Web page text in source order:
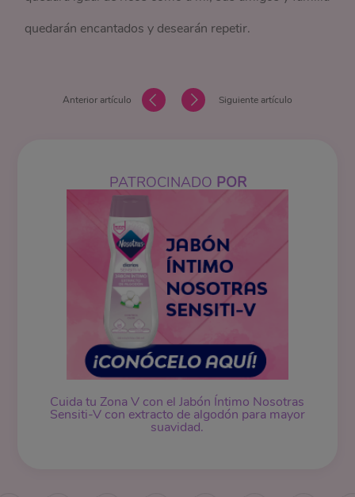
quedarán encantados y desearán repetir.
Anterior artículo Siguiente artículo
PATROCINADO POR
Cuida tu Zona V con el Jabón Íntimo Nosotras
Sensiti-V con extracto de algodón para mayor
suavidad.